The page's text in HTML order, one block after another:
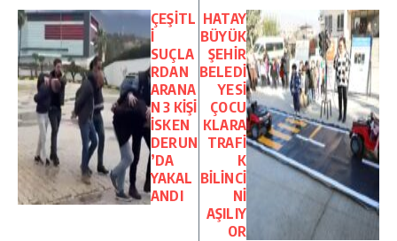
ÇEŞİTL
İ
SUÇLA
RDAN
ARANA
N 3 KİŞİ
İSKEN
DERUN
’DA
YAKAL
ANDI
HATAY
BÜYÜK
ŞEHİR
BELEDİ
YESİ
ÇOCU
KLARA
TRAFİ
K
BİLİNCİ
Nİ
AŞILIY
OR